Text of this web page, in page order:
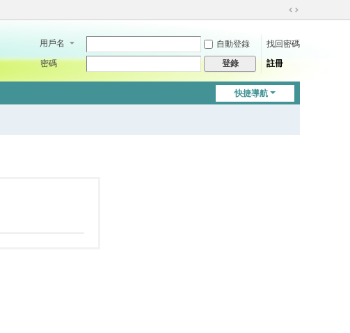
切
到
用戶名 自動登錄
找回密碼
密碼
登錄 註冊
快捷導航